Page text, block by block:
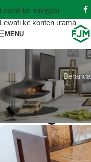
Lewati ke navigasi
Lewati ke konten utama
MENU
Beranda
Toko